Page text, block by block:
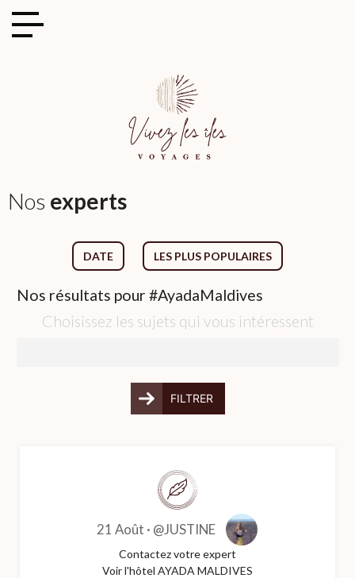
Nos experts
DATE LES PLUS POPULAIRES
Nos résultats pour #AyadaMaldives
Choisissez les sujets qui vous intéressent
FILTRER
21 Août · @JUSTINE
Contactez votre expert
Voir l'hôtel AYADA MALDIVES